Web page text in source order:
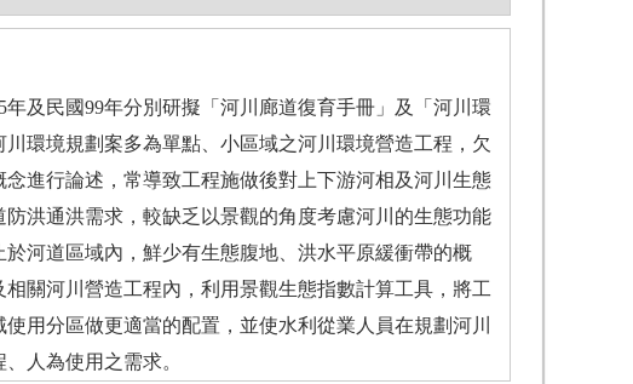
及民國99年分別研擬「河川廊道復育手冊」及「河川環
環境規劃案多為單點、小區域之河川環境營造工程，欠
進行論述，常導致工程施做後對上下游河相及河川生態
洪通洪需求，較缺乏以景觀的角度考慮河川的生態功能
河道區域內，鮮少有生態腹地、洪水平原緩衝帶的概
關河川營造工程內，利用景觀生態指數計算工具，將工
用分區做更適當的配置，並使水利從業人員在規劃河川
人為使用之需求。